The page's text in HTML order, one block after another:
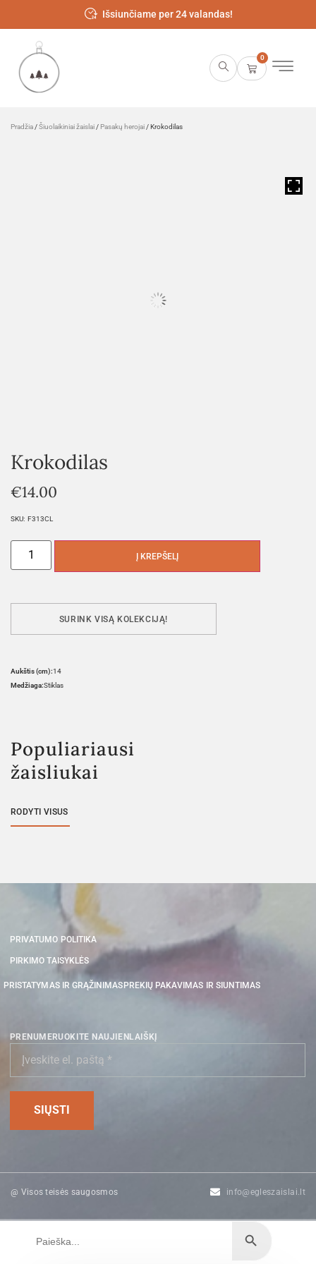
Išsiunčiame per 24 valandas!
0
Pradžia /Šiuolaikiniai žaislai / Pasakų herojai / Krokodilas
Krokodilas
€14.00
SKU: F313CL
Į KREPŠELĮ
SURINK VISĄ KOLEKCIJĄ!
Aukštis (cm):14
Medžiaga:Stiklas
Populiariausi
žaisliukai
RODYTI VISUS
PRIVATUMO POLITIKA
PIRKIMO TAISYKLĖS
PRISTATYMAS IR GRĄŽINIMAS PREKIŲ PAKAVIMAS IR SIUNTIMAS
PRENUMERUOKITE NAUJIENLAIŠKĮ
@ Visos teisės saugosmos info@egleszaislai.lt